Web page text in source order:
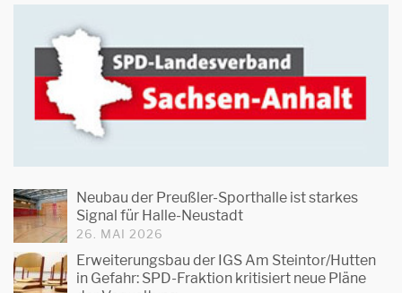
Neubau der Preußler-Sporthalle ist starkes
Signal für Halle-Neustadt
26. MAI 2026
Erweiterungsbau der IGS Am Steintor/Hutten
in Gefahr: SPD-Fraktion kritisiert neue Pläne